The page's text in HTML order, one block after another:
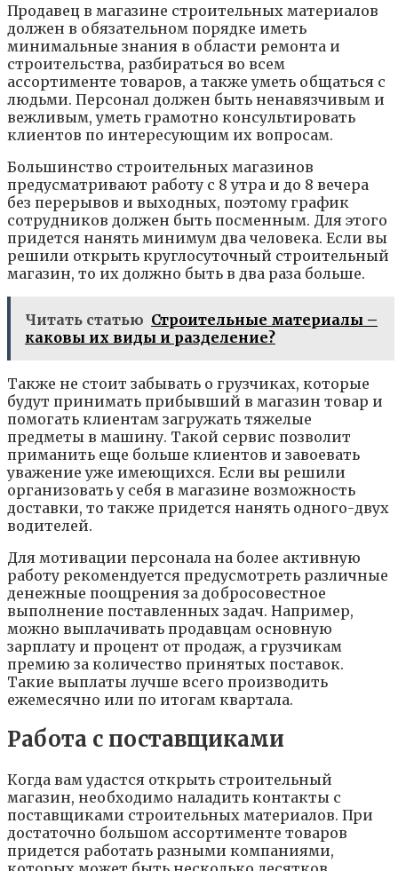
Продавец в магазине строительных материалов
должен в обязательном порядке иметь
минимальные знания в области ремонта и
строительства, разбираться во всем
ассортименте товаров, а также уметь общаться с
людьми. Персонал должен быть ненавязчивым и
вежливым, уметь грамотно консультировать
клиентов по интересующим их вопросам.
Большинство строительных магазинов
предусматривают работу с 8 утра и до 8 вечера
без перерывов и выходных, поэтому график
сотрудников должен быть посменным. Для этого
придется нанять минимум два человека. Если вы
решили открыть круглосуточный строительный
магазин, то их должно быть в два раза больше.
Читать статью Строительные материалы –
каковы их виды и разделение?
Также не стоит забывать о грузчиках, которые
будут принимать прибывший в магазин товар и
помогать клиентам загружать тяжелые
предметы в машину. Такой сервис позволит
приманить еще больше клиентов и завоевать
уважение уже имеющихся. Если вы решили
организовать у себя в магазине возможность
доставки, то также придется нанять одного-двух
водителей.
Для мотивации персонала на более активную
работу рекомендуется предусмотреть различные
денежные поощрения за добросовестное
выполнение поставленных задач. Например,
можно выплачивать продавцам основную
зарплату и процент от продаж, а грузчикам
премию за количество принятых поставок.
Такие выплаты лучше всего производить
ежемесячно или по итогам квартала.
Работа с поставщиками
Когда вам удастся открыть строительный
магазин, необходимо наладить контакты с
поставщиками строительных материалов. При
достаточно большом ассортименте товаров
придется работать разными компаниями,